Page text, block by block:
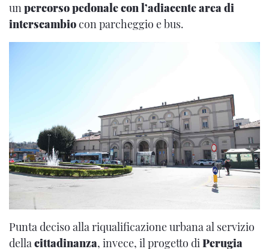
unpercorso pedonale con l’adiacente area di
interscambiocon parcheggio e bus.
Punta deciso alla riqualificazione urbana al servizio
dellacittadinanza, invece, il progetto diPerugia